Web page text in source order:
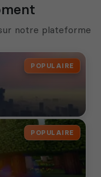
notre plateforme
POPULAIRE
POPULAIRE